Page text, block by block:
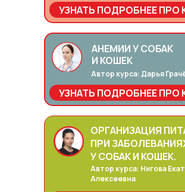
УЗНАТЬ ПОДРОБНЕЕ ПРО
УЗНАТЬ ПОДРОБНЕЕ ПРО
АНЕМИИ У СОБАК
И КОШЕК
Автор курса: Дарья
ОРГАНИЗАЦИЯ
ПРИ
У СОБАК И КОШЕК.
Автор курса: Нигова
Алексеевна